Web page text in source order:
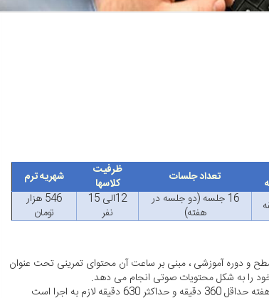
تعداد جلسات
ظرفیت
کلاسها
شهریه ترم
16 جلسه (دو جلسه در
هفته)
12الی 15
نفر
546 هزار
تومان
و دوره آموزشی ، مبنی بر ساعت آن محتوای تمرینی تحت عنوان
را به شکل محتویات صوتی انجام می دهد.
لازم به اجرا است